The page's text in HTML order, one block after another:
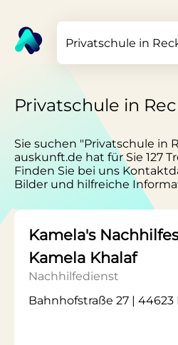
Privatschule in
Sie suchen "Privatschule in
auskunft.de hat für Sie 127
Finden Sie bei uns
Bilder und hilfreiche
Kamela's
Kamela Khalaf
Nachhilfedienst
Bahnhofstraße 27 | 44623